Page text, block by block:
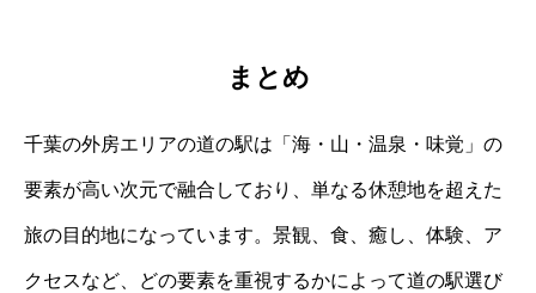
まとめ
千葉の外房エリアの道の駅は「海・山・温泉・味覚」の
要素が高い次元で融合しており、単なる休憩地を超えた
旅の目的地になっています。景観、食、癒し、体験、ア
クセスなど、どの要素を重視するかによって道の駅選び